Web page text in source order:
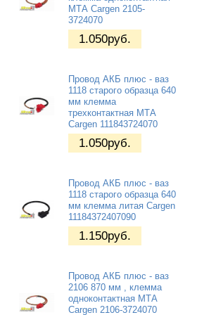
МТА Cargen 2105-
3724070
1.050руб.
Провод АКБ плюс - ваз
1118 старого образца 640
мм клемма
трехконтактная МТА
Cargen 111843724070
1.050руб.
Провод АКБ плюс - ваз
1118 старого образца 640
мм клемма литая Cargen
11184372407090
1.150руб.
Провод АКБ плюс - ваз
2106 870 мм , клемма
одноконтактная МТА
Cargen 2106-3724070